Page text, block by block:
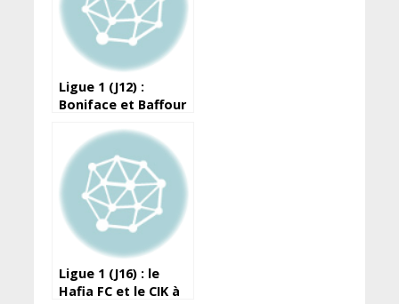
Ligue 1 (J12) :
Boniface et Baffour
devant les militaires
de l’ASFAG
Ligue 1 (J16) : le
Hafia FC et le CIK à